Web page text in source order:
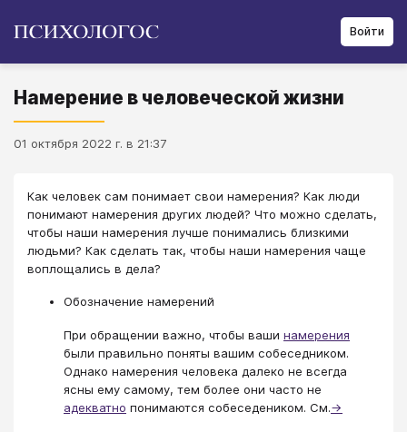
Войти
Намерение в человеческой жизни
01 октября 2022 г. в 21:37
Как человек сам понимает свои намерения? Как люди
понимают намерения других людей? Что можно сделать,
чтобы наши намерения лучше понимались близкими
людьми? Как сделать так, чтобы наши намерения чаще
воплощались в дела?
Обозначение намерений
При обращении важно, чтобы ваши намерения
были правильно поняты вашим собеседником.
Однако намерения человека далеко не всегда
ясны ему самому, тем более они часто не
адекватно понимаются собеседеником. См.→